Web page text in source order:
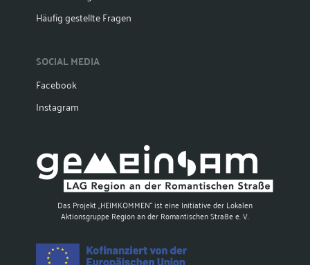
Häufig gestellte Fragen
SOCIAL MEDIA
Facebook
Instagram
Das Projekt „HEIMKOMMEN“ ist eine Initiative der Lokalen
Aktionsgruppe Region an der Romantischen Straße e. V.